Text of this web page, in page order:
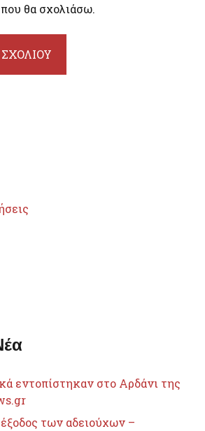
θα σχολιάσω.
εντοπίστηκαν στο Αρδάνι της
των αδειούχων –